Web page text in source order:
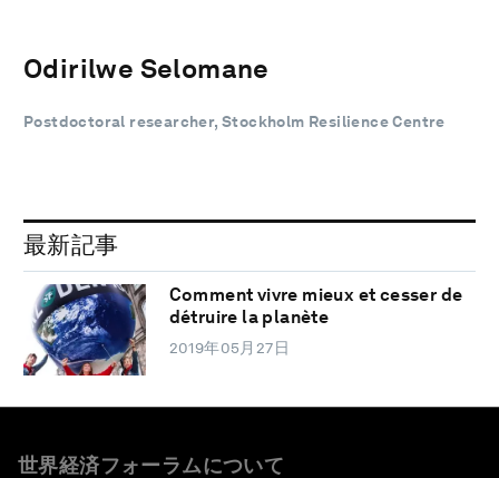
Odirilwe Selomane
Postdoctoral researcher, Stockholm Resilience Centre
最新記事
Comment vivre mieux et cesser de
détruire la planète
2019年05月27日
世界経済フォーラムについて